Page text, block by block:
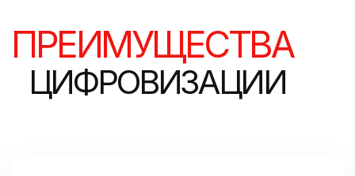
ПРЕИМУЩЕСТВА
ЦИФРОВИЗАЦИИ